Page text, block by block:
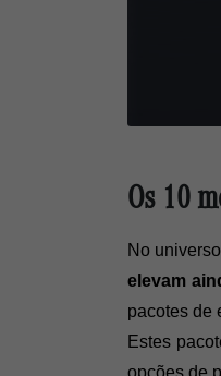
Os 10
No
elevam
pacotes de
Estes